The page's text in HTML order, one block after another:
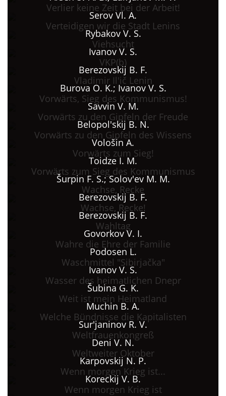
Verlier keine Zeit bei der Arbeit!
Serov Vl. A.
Verteidigen wir die Stadt Lenins
Rybakov V. S.
Viehsucht
Ivanov V. S.
VKP(b)
Berezovskij B. F.
Vladimir Il'ič Lenin
Burova O. K.; Ivanov V. S.
Vorwärts, Sieg des Kommunismus!
Savvin V. M.
Vorwärts zu den Gipfeln der Freude
Belopol'skij B. N.
Vorwärts zu den Gipfeln des Wissens
Vološin A.
Vorwärts zum Sieg!
Toidze I. M.
Vorwärts zum Sieg des Kommunismus
Šurpin F. S.; Solov'ev M. M.
Wachse, Recke
Berezovskij B. F.
Wachse, Recke!
Berezovskij B. F.
Wahltag
Govorkov V. I.
Wahre die Ehre der Familie
Podosen L.
Waschmittel "Sibirjačka"
Ivanov V. S.
Wasser des heimatlichen Dnepr
Šubina G. K.
Weit ist mein Heimatland
Muchin B. A.
Welche Bündnisse die Kapitalisten
Sur'janinov R. V.
Weltfrauenkongreß
Deni V. N.
Weltweiter Oktober
Karpovskij N. P.
Wenn morgen Krieg ist...
Koreckij V. B.
Wenn morgen Krieg ist